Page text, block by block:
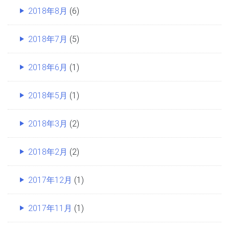
2018年8月 (6)
2018年7月 (5)
2018年6月 (1)
2018年5月 (1)
2018年3月 (2)
2018年2月 (2)
2017年12月 (1)
2017年11月 (1)